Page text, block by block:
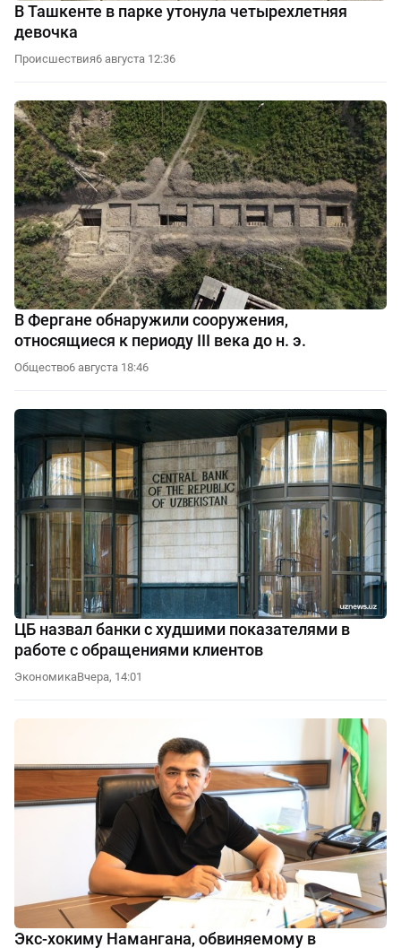
В Ташкенте в парке утонула четырехлетняя
девочка
Происшествия6 августа 12:36
В Фергане обнаружили сооружения,
относящиеся к периоду III века до н. э.
Общество6 августа 18:46
ЦБ назвал банки с худшими показателями в
работе с обращениями клиентов
ЭкономикаВчера, 14:01
Экс-хокиму Намангана, обвиняемому в